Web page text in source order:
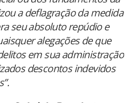
a deflagração da medida
seu absoluto repúdio e
alegações de que
em sua administração
descontos indevidos